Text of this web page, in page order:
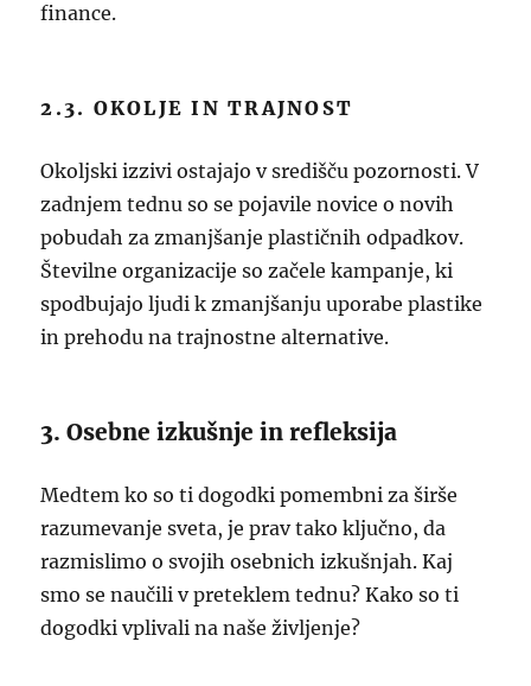
finance.
2.3. OKOLJE IN TRAJNOST
Okoljski izzivi ostajajo v središču pozornosti. V
zadnjem tednu so se pojavile novice o novih
pobudah za zmanjšanje plastičnih odpadkov.
Številne organizacije so začele kampanje, ki
spodbujajo ljudi k zmanjšanju uporabe plastike
in prehodu na trajnostne alternative.
3. Osebne izkušnje in refleksija
Medtem ko so ti dogodki pomembni za širše
razumevanje sveta, je prav tako ključno, da
razmislimo o svojih osebnich izkušnjah. Kaj
smo se naučili v preteklem tednu? Kako so ti
dogodki vplivali na naše življenje?